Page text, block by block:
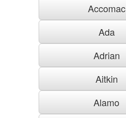
Accomac
Ada
Adrian
Aitkin
Alamo